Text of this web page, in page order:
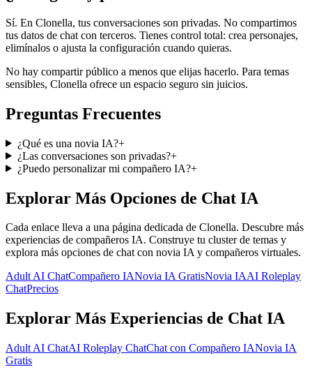
Sí. En Clonella, tus conversaciones son privadas. No compartimos
tus datos de chat con terceros. Tienes control total: crea personajes,
elimínalos o ajusta la configuración cuando quieras.
No hay compartir público a menos que elijas hacerlo. Para temas
sensibles, Clonella ofrece un espacio seguro sin juicios.
Preguntas Frecuentes
¿Qué es una novia IA?+
¿Las conversaciones son privadas?+
¿Puedo personalizar mi compañero IA?+
Explorar Más Opciones de Chat IA
Cada enlace lleva a una página dedicada de Clonella. Descubre más
experiencias de compañeros IA. Construye tu cluster de temas y
explora más opciones de chat con novia IA y compañeros virtuales.
Adult AI ChatCompañero IANovia IA GratisNovia IAAI Roleplay
ChatPrecios
Explorar Más Experiencias de Chat IA
Adult AI ChatAI Roleplay ChatChat con Compañero IANovia IA
Gratis